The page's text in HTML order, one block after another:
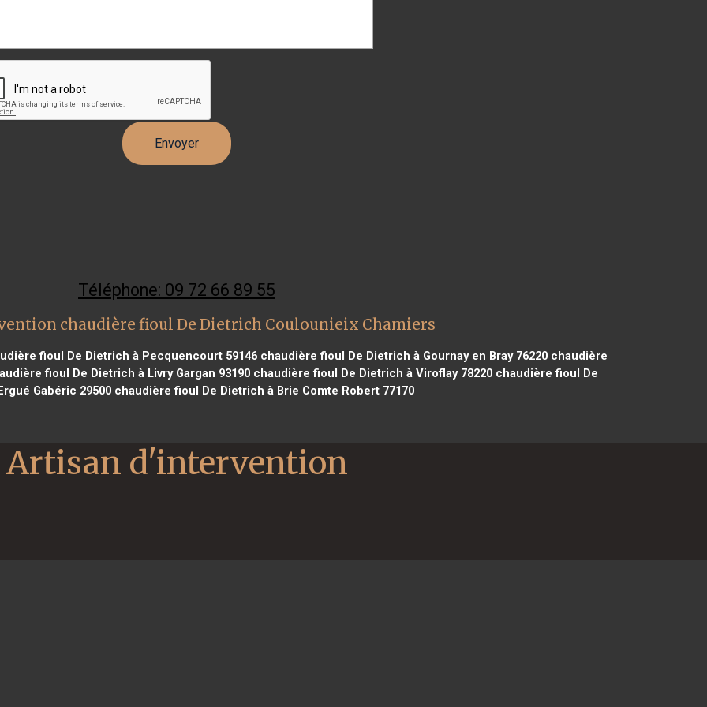
Téléphone: 09 72 66 89 55
chaudière fioul De Dietrich Coulounieix Chamiers
fioul De Dietrich à Pecquencourt 59146chaudière fioul De Dietrich à Gournay en Bray 76220chaudière
fioul De Dietrich à Livry Gargan 93190chaudière fioul De Dietrich à Viroflay 78220chaudière fioul De
Gabéric 29500chaudière fioul De Dietrich à Brie Comte Robert 77170
Artisan d'intervention